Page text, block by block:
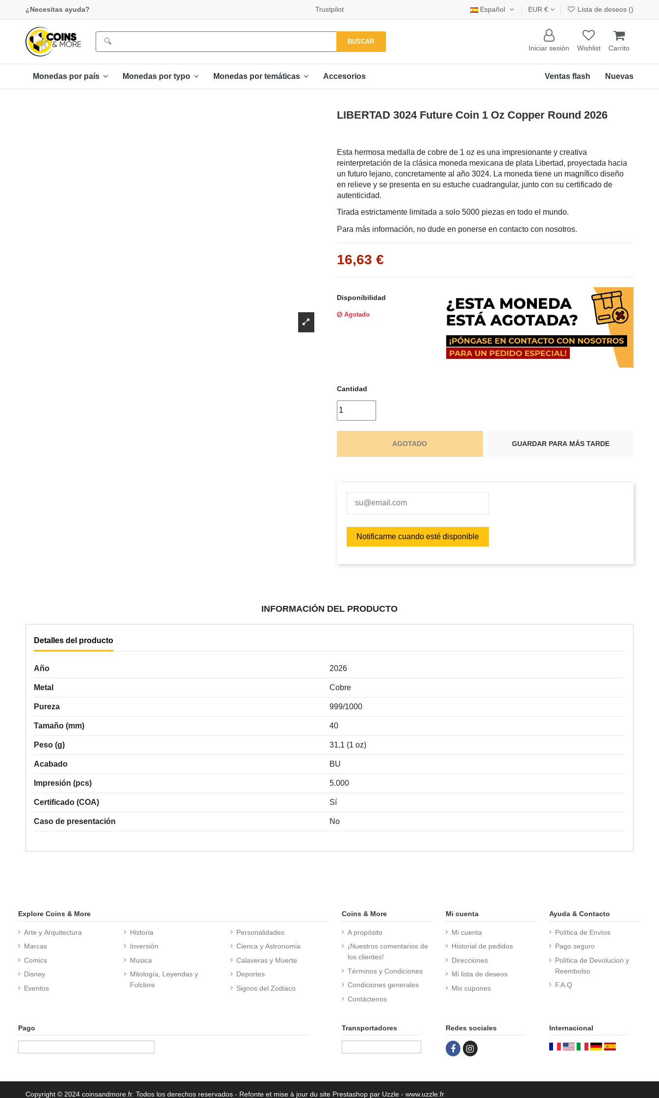
Γ
¿Necesitas ayuda? Trustpilot Español EUR € Lista de deseos ()
BUSCAR
Iniciar sesión Wishlist Carrito
Monedas por país Monedas por typo Monedas por temáticas Accesorios Nuevas
Ventas flash
LIBERTAD 3024 Future Coin 1 Oz Copper Round 2026
Esta hermosa medalla de cobre de 1 oz es una impresionante y creativa
reinterpretación de la clásica moneda mexicana de plata Libertad, proyectada hacia
un futuro lejano, concretamente al año 3024. La moneda tiene un magnífico diseño
en relieve y se presenta en su estuche cuadrangular, junto con su certificado de
autenticidad.
Tirada estrictamente limitada a solo 5000 piezas en todo el mundo.
Para más información, no dude en ponerse en contacto con nosotros.
16,63 €
Disponibilidad
Agotado
Cantidad
AGOTADO GUARDAR PARA MÁS TARDE
INFORMACIÓN DEL PRODUCTO
Detalles del producto
Año 2026
Metal Cobre
Pureza 999/1000
Tamaño (mm) 40
Peso (g) 31.1 (1 oz)
Acabado BU
Impresión (pcs) 5.000
Certificado (COA) Sí
Caso de presentación No
Explore Coins & More
Arte y Arquitectura
Marcas
Comics
Disney
Eventos
Historia
Inversión
Musica
Mitología, Leyendas y
Folclore
Personalidades
Cienca y Astronomia
Calaveras y Muerte
Deportes
Signos del Zodiaco
Coins & More
A propósito
¡Nuestros comentarios de
los clientes!
Términos y Condiciones
Condiciones generales
Contáctenos
Mi cuenta
Mi cuenta
Historial de pedidos
Direcciones
Mi lista de deseos
Mis cupones
Ayuda & Contacto
Política de Envíos
Pago seguro
Política de Devolucion y
Reembolso
F.A.Q
Pago Transportadores Redes sociales Internacional
Copyright © 2024 coinsandmore.fr. Todos los derechos reservados - Refonte et mise à jour du site Prestashop par Uzzle - www.uzzle.fr